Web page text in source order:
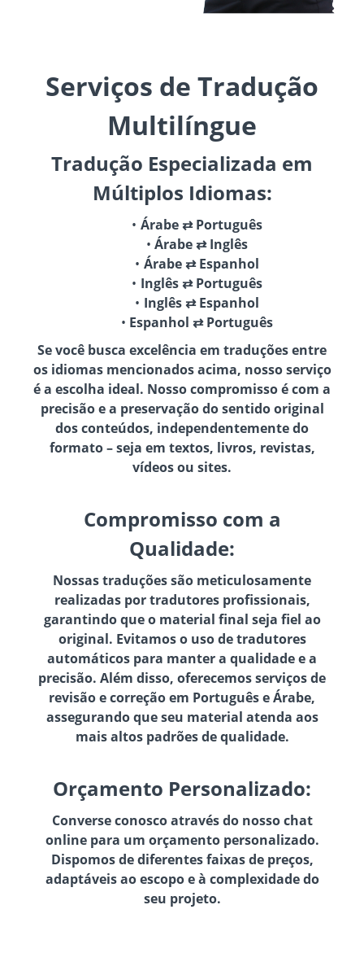
Serviços de Tradução
Multilíngue
Tradução Especializada em
Múltiplos Idiomas:
Árabe ⇄ Português
Árabe ⇄ Inglês
Árabe ⇄ Espanhol
Inglês ⇄ Português
Inglês ⇄ Espanhol
Espanhol ⇄ Português
Se você busca excelência em traduções entre
os idiomas mencionados acima, nosso serviço
é a escolha ideal. Nosso compromisso é com a
precisão e a preservação do sentido original
dos conteúdos, independentemente do
formato – seja em textos, livros, revistas,
vídeos ou sites.
Compromisso com a
Qualidade:
Nossas traduções são meticulosamente
realizadas por tradutores profissionais,
garantindo que o material final seja fiel ao
original. Evitamos o uso de tradutores
automáticos para manter a qualidade e a
precisão. Além disso, oferecemos serviços de
revisão e correção em Português e Árabe,
assegurando que seu material atenda aos
mais altos padrões de qualidade.
Orçamento Personalizado:
Converse conosco através do nosso chat
online para um orçamento personalizado.
Dispomos de diferentes faixas de preços,
adaptáveis ao escopo e à complexidade do
seu projeto.